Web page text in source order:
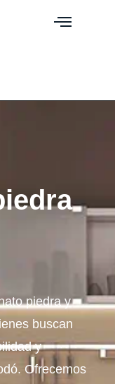
piedra y
buscan
y
Ofrecemos